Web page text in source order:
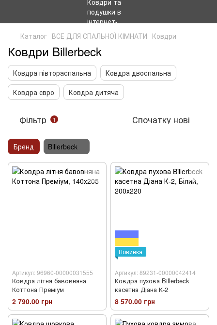
Каталог ВСЕ ДЛЯ СПАЛЬНОЇ КІМНАТИ Ковдри
Ковдри Billerbeck
Ковдра півтораспальна
Ковдра двоспальна
Ковдра євро
Ковдра дитяча
Фільтр 1 Спочатку нові
Бренд Billerbeck
Артикул: 96960-00000031555
Ковдра літня бавовняна
Коттона Преміум
2 790.00 грн
Новинка
Артикул: 89231-00000042414
Ковдра пухова Billerbeck
касетна Діана К-2
8 570.00 грн